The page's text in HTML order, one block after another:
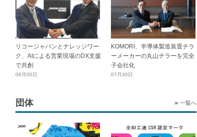
リコージャパンとナレッジワー
ク、AIによる営業現場のDX支援
で共創
08月05日
KOMORI、半導体製造装置チラ
ーメーカーの丸山チラーを完全
子会社化
07月30日
団体 一覧へ